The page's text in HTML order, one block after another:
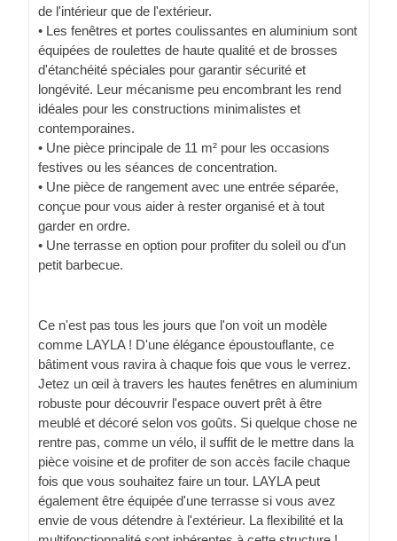
de l'intérieur que de l'extérieur.
• Les fenêtres et portes coulissantes en aluminium sont
équipées de roulettes de haute qualité et de brosses
d'étanchéité spéciales pour garantir sécurité et
longévité. Leur mécanisme peu encombrant les rend
idéales pour les constructions minimalistes et
contemporaines.
• Une pièce principale de 11 m² pour les occasions
festives ou les séances de concentration.
• Une pièce de rangement avec une entrée séparée,
conçue pour vous aider à rester organisé et à tout
garder en ordre.
• Une terrasse en option pour profiter du soleil ou d'un
petit barbecue.
Ce n'est pas tous les jours que l'on voit un modèle
comme LAYLA ! D'une élégance époustouflante, ce
bâtiment vous ravira à chaque fois que vous le verrez.
Jetez un œil à travers les hautes fenêtres en aluminium
robuste pour découvrir l'espace ouvert prêt à être
meublé et décoré selon vos goûts. Si quelque chose ne
rentre pas, comme un vélo, il suffit de le mettre dans la
pièce voisine et de profiter de son accès facile chaque
fois que vous souhaitez faire un tour. LAYLA peut
également être équipée d'une terrasse si vous avez
envie de vous détendre à l'extérieur. La flexibilité et la